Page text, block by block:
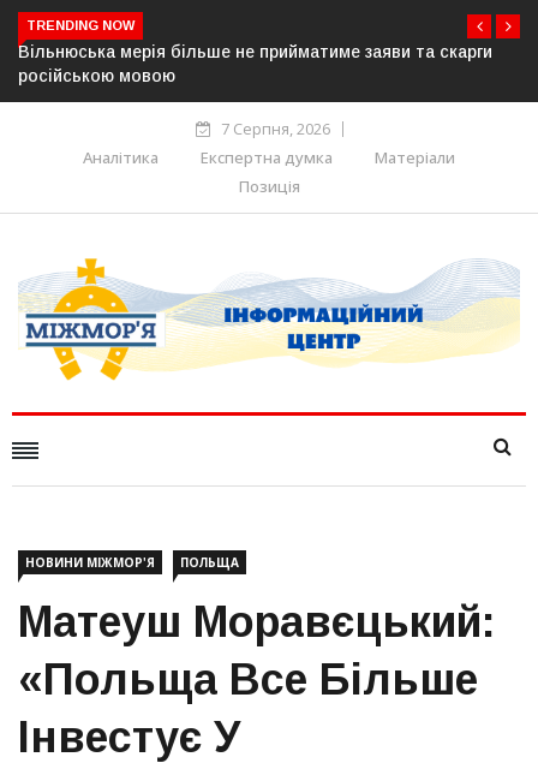
TRENDING NOW
заяви та скарги
В Угорщині можуть обрати нового
7 Серпня, 2026
Аналітика
Експертна думка
Матеріали
Позиція
НОВИНИ МІЖМОР'Я ПОЛЬЩА
Матеуш Моравєцький:
«Польща Все Більше
Інвестує У